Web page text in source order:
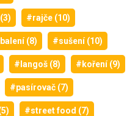
#rajče (10)
(8) #sušení (10)
#langoš (8) #koření (9)
#pasírovač (7)
#street food (7)